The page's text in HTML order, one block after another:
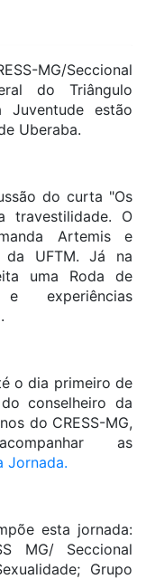
MG/Seccional
do Triângulo
estão
Uberaba.
do curta "Os
travestilidade. O
Artemis e
da UFTM. Já na
uma Roda de
experiências
o dia primeiro de
conselheiro da
do CRESS-MG,
as
Jornada.
esta jornada:
MG/ Seccional
Grupo